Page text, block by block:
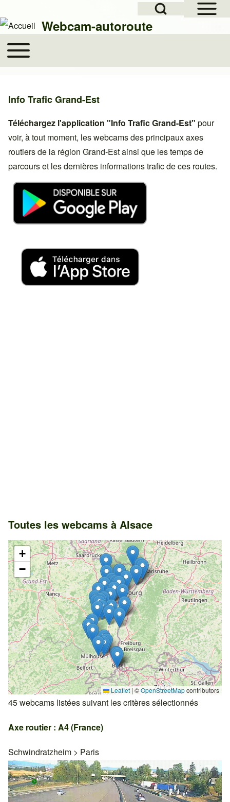
Close search
Rechercher
Webcam-autoroute
Main navigation
Toggle main menu
Info Trafic Grand-Est
Téléchargez l'application "Info Trafic Grand-Est" pour
voir, à tout moment, les webcams des principaux axes
routiers de la région Grand-Est ainsi que les temps de
parcours et les dernières informations trafic de ces routes.
Toutes les webcams à Alsace
+
−
Leaflet |©OpenStreetMapcontributors
45 webcams listées suivant les critères sélectionnés
Axe routier : A4 (France)
Schwindratzheim > Paris